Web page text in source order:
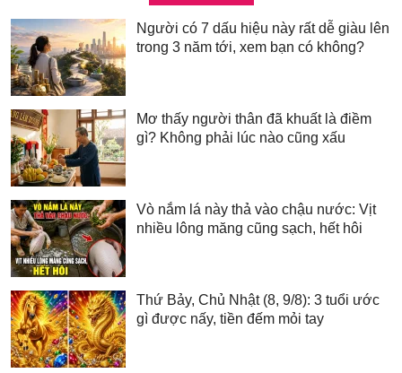
Người có 7 dấu hiệu này rất dễ giàu lên
trong 3 năm tới, xem bạn có không?
Mơ thấy người thân đã khuất là điềm
gì? Không phải lúc nào cũng xấu
Vò nắm lá này thả vào chậu nước: Vịt
nhiều lông măng cũng sạch, hết hôi
Thứ Bảy, Chủ Nhật (8, 9/8): 3 tuổi ước
gì được nấy, tiền đếm mỏi tay